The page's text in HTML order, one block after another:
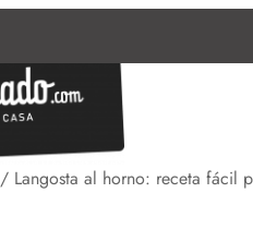
/ Langosta al horno: receta fácil